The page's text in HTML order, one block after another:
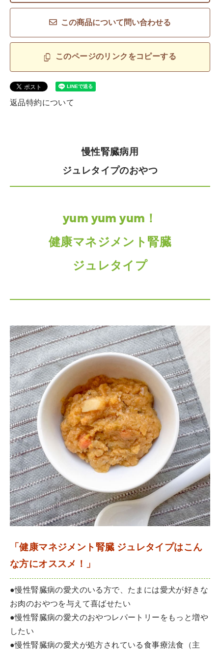
この商品について問い合わせる
このページのリンクをコピーする
返品特約について
慢性腎臓病用
ジュレタイプのおやつ
yum yum yum！
健康マネジメント腎臓
ジュレタイプ
「健康マネジメント腎臓 ジュレタイプはこん
な方にオススメ！」
●慢性腎臓病の愛犬のいる方で、たまには愛犬が好きな
お肉のおやつを与えて喜ばせたい
●慢性腎臓病の愛犬のおやつレパートリーをもっと増や
したい
●慢性腎臓病の愛犬が処方されている食事療法食（主